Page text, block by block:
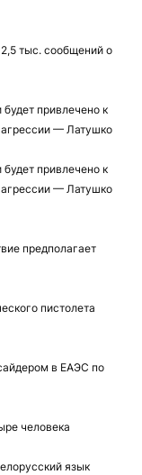
тыс. сообщений о
привлечено к
агрессии — Латушко
привлечено к
агрессии — Латушко
предполагает
пистолета
в ЕАЭС по
человека
язык